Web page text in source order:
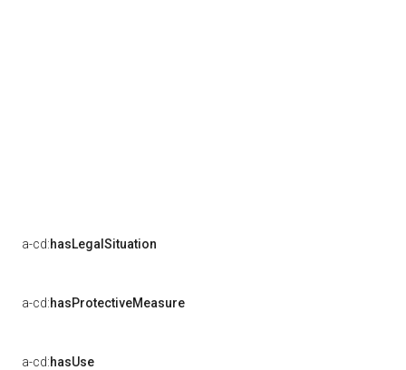
a-cd:hasLegalSituation
a-cd:hasProtectiveMeasure
a-cd:hasUse